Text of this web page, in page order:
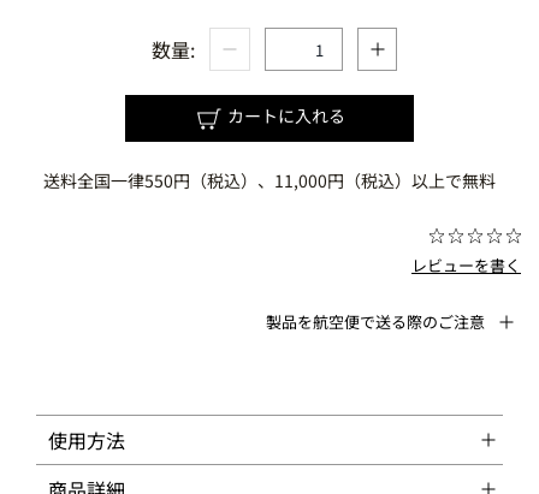
数量:
カートに入れる
送料全国一律550円（税込）、11,000円（税込）以上で無料
レビューを書く
製品を航空便で送る際のご注意
使用方法